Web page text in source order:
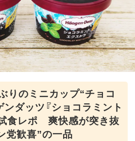
りのミニカップ“チョコ
ンダッツ『ショコラミント
食レポ 爽快感が突き抜
党歓喜”の一品